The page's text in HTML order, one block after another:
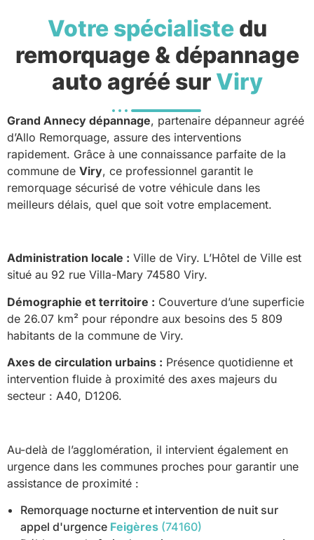
Votre spécialistedu
remorquage & dépannage
auto agréé sur Viry
Grand Annecy dépannage, partenaire dépanneur agréé
d’Allo Remorquage, assure des interventions
rapidement. Grâce à une connaissance parfaite de la
commune de Viry, ce professionnel garantit le
remorquage sécurisé de votre véhicule dans les
meilleurs délais, quel que soit votre emplacement.
Administration locale : Ville de Viry. L’Hôtel de Ville est
situé au 92 rue Villa-Mary 74580 Viry.
Démographie et territoire : Couverture d’une superficie
de 26.07 km² pour répondre aux besoins des 5 809
habitants de la commune de Viry.
Axes de circulation urbains : Présence quotidienne et
intervention fluide à proximité des axes majeurs du
secteur : A40, D1206.
Au-delà de l’agglomération, il intervient également en
urgence dans les communes proches pour garantir une
assistance de proximité :
Remorquage nocturne et intervention de nuit sur
appel d'urgence Feigères (74160)